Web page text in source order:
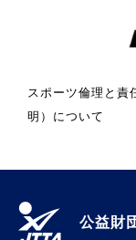
スポーツ倫理と責
明）について
公益財